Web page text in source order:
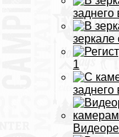
заднего
зеркале
1
заднего